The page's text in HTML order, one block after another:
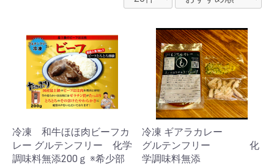
冷凍 和牛ほほ肉ビーフカ
レー グルテンフリー 化学
調味料無添200ｇ ※希少部
冷凍 ギアラカレー
グルテンフリー 化
学調味料無添